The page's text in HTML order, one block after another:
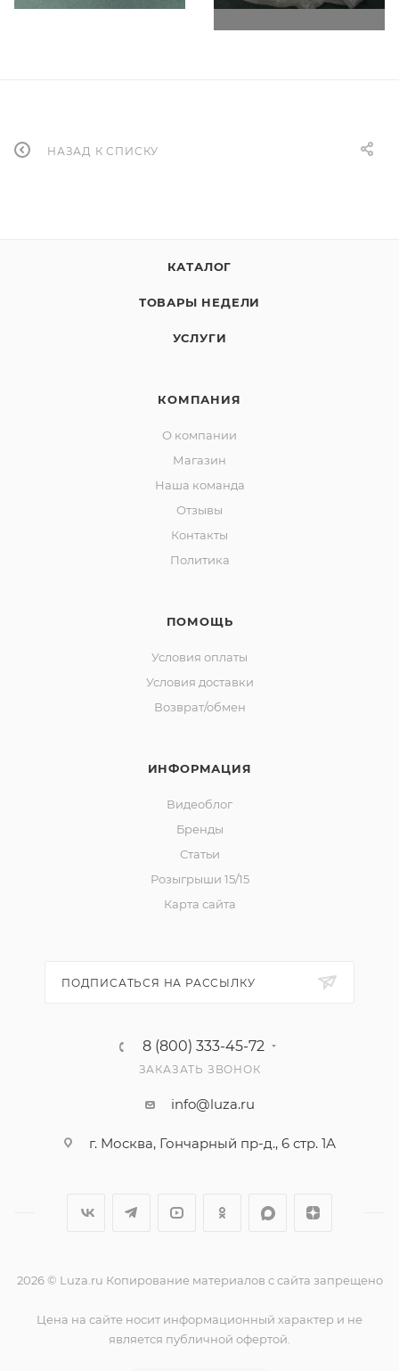
НАЗАД К СПИСКУ
КАТАЛОГ
ТОВАРЫ НЕДЕЛИ
УСЛУГИ
КОМПАНИЯ
О компании
Магазин
Наша команда
Отзывы
Контакты
Политика
ПОМОЩЬ
Условия оплаты
Условия доставки
Возврат/обмен
ИНФОРМАЦИЯ
Видеоблог
Бренды
Статьи
Розыгрыши 15/15
Карта сайта
ПОДПИСАТЬСЯ НА РАССЫЛКУ
8 (800) 333-45-72
ЗАКАЗАТЬ ЗВОНОК
info@luza.ru
г. Москва, Гончарный пр-д., 6 стр. 1А
2026 © Luza.ru Копирование материалов с сайта запрещено
Цена на сайте носит информационный характер и не
является публичной офертой.